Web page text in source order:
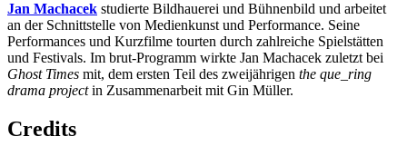
Jan Machacek studierte Bildhauerei und Bühnenbild und arbeitet
an der Schnittstelle von Medienkunst und Performance. Seine
Performances und Kurzfilme tourten durch zahlreiche Spielstätten
und Festivals. Im brut-Programm wirkte Jan Machacek zuletzt bei
Ghost Times mit, dem ersten Teil des zweijährigen the que_ring
drama projectin Zusammenarbeit mit Gin Müller.
Credits